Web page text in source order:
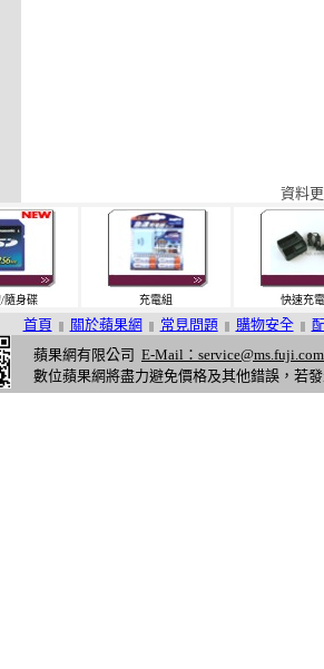
資料
隨身碟 充電組 快速充
首頁 || 關於蘋果網 || 常見問題 || 購物安全 ||
蘋果網有限公司 E-Mail：
數位蘋果網將盡力避免價格及其他錯誤，若